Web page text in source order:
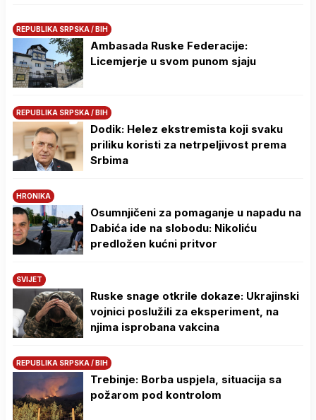
REPUBLIKA SRPSKA / BIH
Ambasada Ruske Federacije:
Licemjerje u svom punom sjaju
REPUBLIKA SRPSKA / BIH
Dodik: Helez ekstremista koji svaku
priliku koristi za netrpeljivost prema
Srbima
HRONIKA
Osumnjičeni za pomaganje u napadu na
Dabića ide na slobodu: Nikoliću
predložen kućni pritvor
SVIJET
Ruske snage otkrile dokaze: Ukrajinski
vojnici poslužili za eksperiment, na
njima isprobana vakcina
REPUBLIKA SRPSKA / BIH
Trebinje: Borba uspjela, situacija sa
požarom pod kontrolom